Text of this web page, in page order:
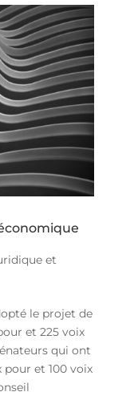
et
le projet de
et 225 voix
qui ont
et 100 voix